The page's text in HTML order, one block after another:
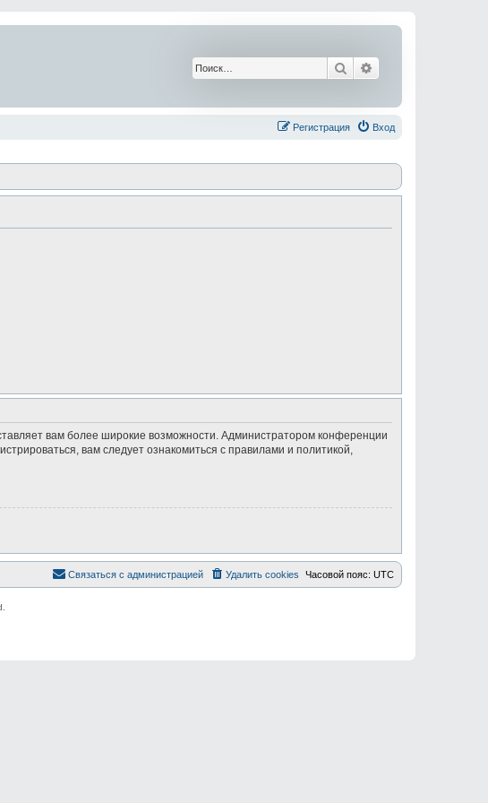
Поиск
Вход
Регистрация
вам более широкие возможности. Администратором конференции
вам следует ознакомиться с правилами и политикой,
Часовой пояс: UTC
Удалить cookies
Связаться с администрацией